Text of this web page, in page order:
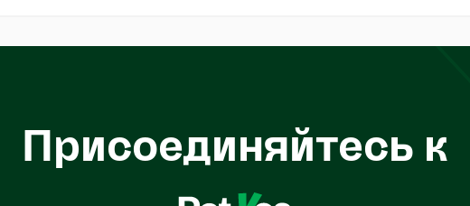
Присоединяйтесь к